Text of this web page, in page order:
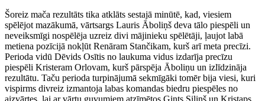
Šoreiz mača rezultāts tika atklāts sestajā minūtē, kad, viesiem
spēlējot mazākumā, vārtsargs Lauris Āboliņš deva tālo piespēli un
neveiksmīgi nospēlēja uzreiz divi mājinieku spēlētāji, ļaujot labā
metiena pozīcijā nokļūt Renāram Stančikam, kurš arī meta precīzi.
Perioda vidū Dēvids Osītis no laukuma vidus izdarīja precīzu
piespēli Kristeram Orlovam, kurš pārspēja Āboliņu un izlīdzināja
rezultātu. Taču perioda turpinājumā sekmīgāki tomēr bija viesi, kuri
vispirms divreiz izmantoja labas komandas biedru piespēles no
aizvārtes, lai ar vārtu guvumiem atzīmētos Gints Siliņš un Kristaps